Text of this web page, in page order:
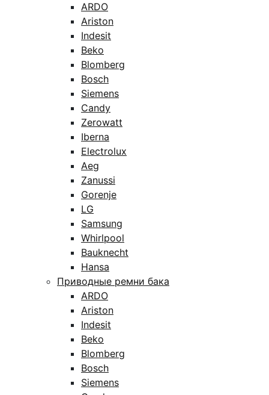
ARDO
Ariston
Indesit
Beko
Blomberg
Bosch
Siemens
Candy
Zerowatt
Iberna
Electrolux
Aeg
Zanussi
Gorenje
LG
Samsung
Whirlpool
Bauknecht
Hansa
Приводные ремни бака
ARDO
Ariston
Indesit
Beko
Blomberg
Bosch
Siemens